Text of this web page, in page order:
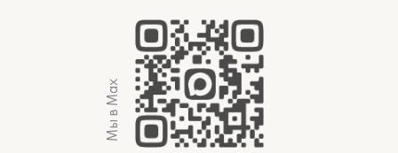
Мы в Max